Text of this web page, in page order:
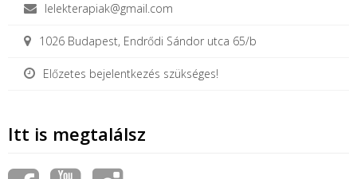
lelekterapiak@gmail.com
1026 Budapest, Endrődi Sándor utca 65/b
Előzetes bejelentkezés szükséges!
Itt is megtalálsz